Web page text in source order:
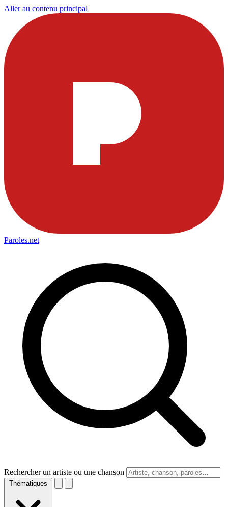
Aller au contenu principal
Paroles.net
Rechercher un artiste ou une chanson
Thématiques